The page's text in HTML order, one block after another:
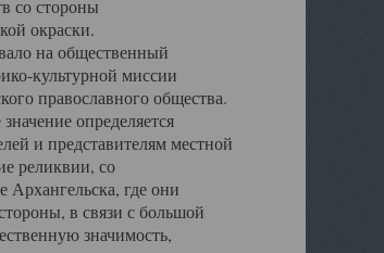
со стороны
окраски.
на общественный
культурной миссии
православного общества.
определяется
и представителям местной
реликвии, со
Архангельска, где они
в связи с большой
значимость,